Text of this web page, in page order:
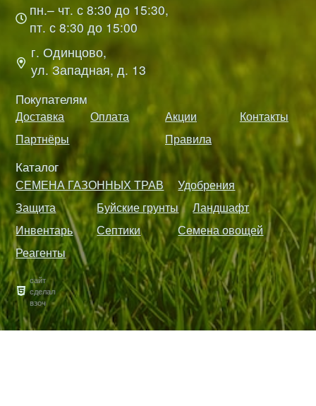
пн.– чт. с 8:30 до 15:30,
пт. с 8:30 до 15:00
г. Одинцово,
ул. Западная, д. 13
Покупателям
Доставка Оплата Акции
Контакты
Партнёры
Правила
Каталог
СЕМЕНА ГАЗОННЫХ ТРАВ
Удобрения
Защита
Буйские грунты
Ландшафт
Инвентарь
Септики
Семена овощей
Реагенты
сайт
сделал
взоч